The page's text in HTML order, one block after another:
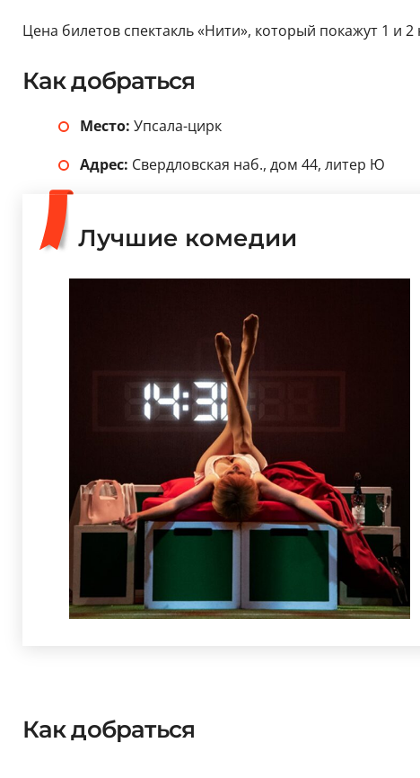
Цена билетов спектакль «Нити», который покажут 1 и
Как добраться
Место: Упсала-цирк
Адрес: Свердловская наб., дом 44, литер Ю
Лучшие комедии
Как добраться